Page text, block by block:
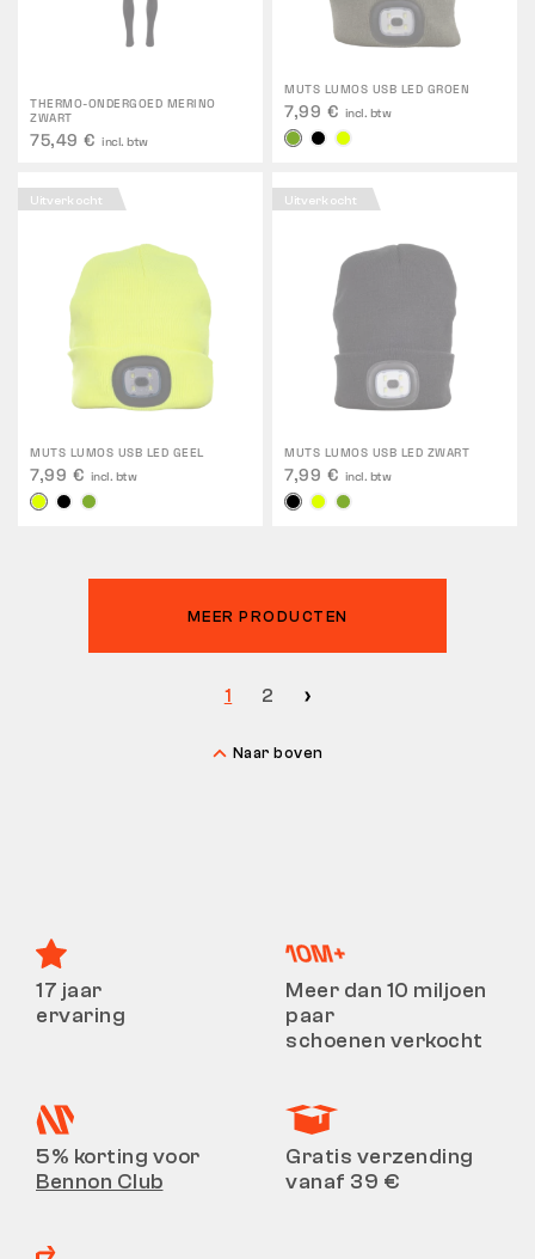
THERMO-ONDERGOED MERINO
ZWART
75,49 € incl. btw
MUTS LUMOS USB LED GROEN
7,99 € incl. btw
Uitverkocht
MUTS LUMOS USB LED GEEL
7,99 € incl. btw
Uitverkocht
MUTS LUMOS USB LED ZWART
7,99 € incl. btw
MEER PRODUCTEN
1 2
Naar boven
17 jaar
ervaring
Meer dan 10 miljoen
paar
schoenen verkocht
5% korting voor
Bennon Club
Gratis verzending
vanaf 39 €